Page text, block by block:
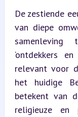
De zestiende
van diepe
‘ontdekkers
relevant voor
het huidige
betekent van
religieuze en